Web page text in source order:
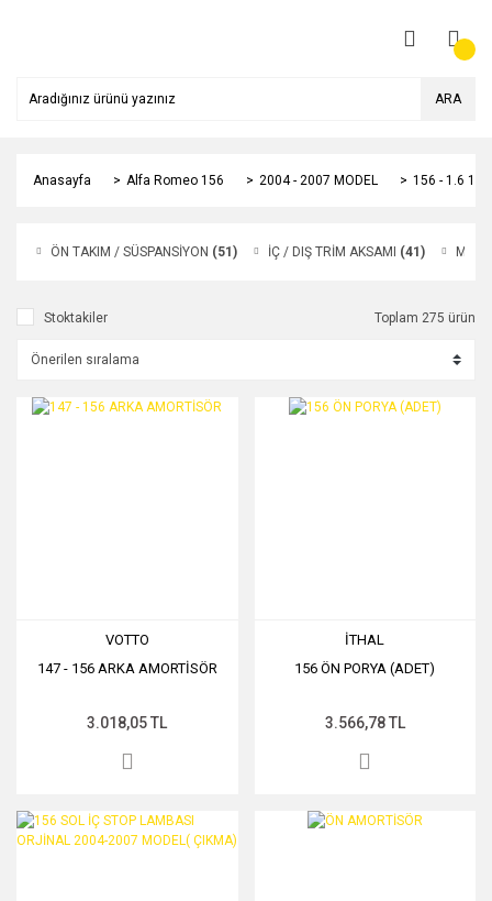
ARA
Anasayfa Alfa Romeo 156 2004 - 2007 MODEL 156 - 1.6
ÖN TAKIM / SÜSPANSİYON (51) İÇ / DIŞ TRİM AKSAMI (41)
Stoktakiler Toplam 275 ürün
VOTTO
147 - 156 ARKA AMORTİSÖR
3.018,05 TL
İTHAL
156 ÖN PORYA (ADET)
3.566,78 TL